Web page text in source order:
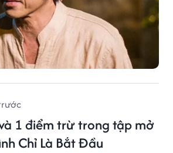
1 điểm trừ trong tập mở
Chỉ Là Bắt Đầu